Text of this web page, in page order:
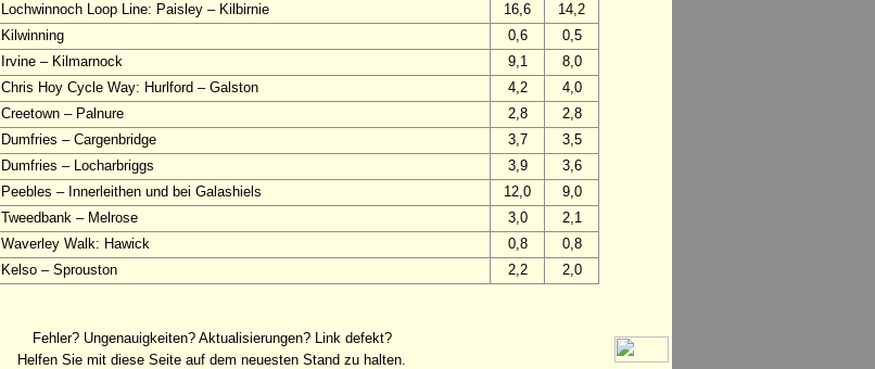
Lochwinnoch Loop Line: Paisley – Kilbirnie 16,6
14,2
Kilwinning 0,6
0,5
– Kilmarnock 9,1
8,0
Chris Hoy Cycle Way: Hurlford – Galston 4,2
4,0
Creetown – Palnure 2,8
2,8
Dumfries – Cargenbridge 3,7
3,5
Dumfries – Locharbriggs 3,9
3,6
Peebles – Innerleithen und bei Galashiels 12,0
9,0
Tweedbank – Melrose 3,0
2,1
Waverley Walk: Hawick 0,8
0,8
– Sprouston 2,2 2,0
Fehler? Ungenauigkeiten? Aktualisierungen? Link defekt?
Helfen Sie mit diese Seite auf dem neuesten Stand zu halten.